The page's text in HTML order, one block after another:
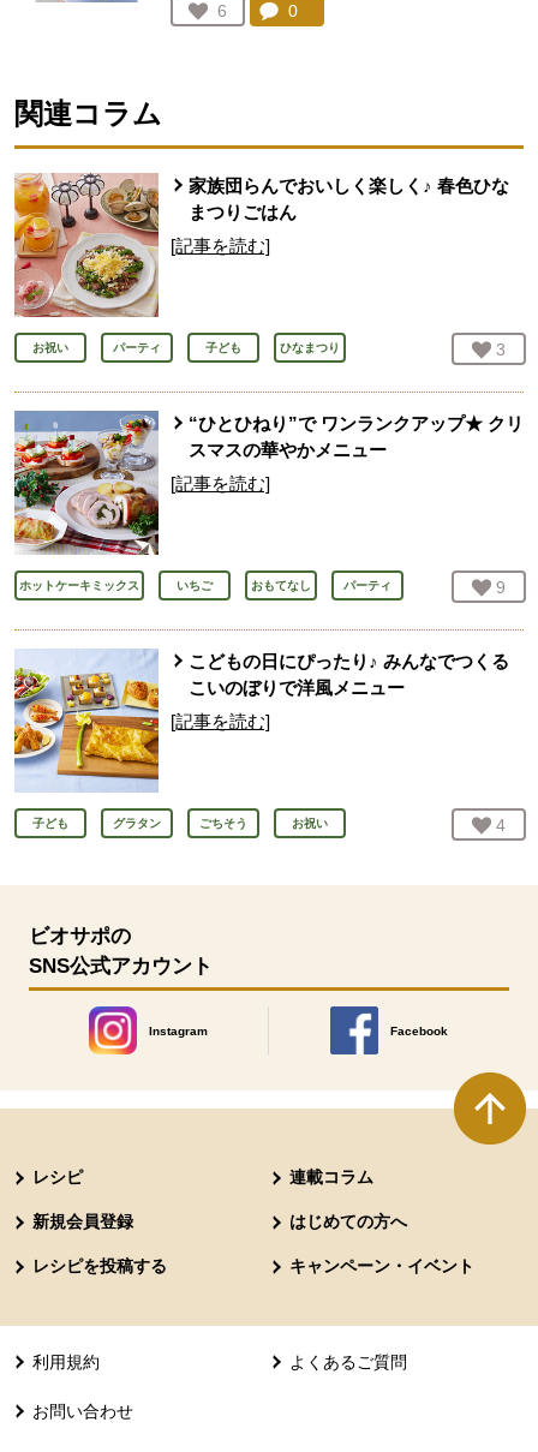
お気に入り登録：
6
人が登録
コメント：
0
関連コラム
家族団らんでおいしく楽しく♪ 春色ひな
まつりごはん
[記事を読む]
お祝い パーティ 子ども ひなまつり お気
3
“ひとひねり”で ワンランクアップ★ クリ
スマスの華やかメニュー
[記事を読む]
ホットケーキミックス いちご おもてなし パーティ お気
9
こどもの日にぴったり♪ みんなでつくる
こいのぼりで洋風メニュー
[記事を読む]
子ども グラタン ごちそう お祝い お気
4
ビオサポの
SNS公式アカウント
Instagram
別のウィンドウで開きます。
Facebook
別のウィンドウで開きます
レシピ 連載コラム
新規会員登録 はじめての方へ
レシピを投稿する キャンペーン・イベント
利用規約 よくあるご質問
お問い合わせ